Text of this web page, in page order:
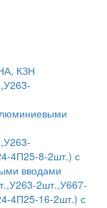
КЗН
4П25-8-2шт.) с
вводами
2шт.,У667-
4П25-16-2шт.) с